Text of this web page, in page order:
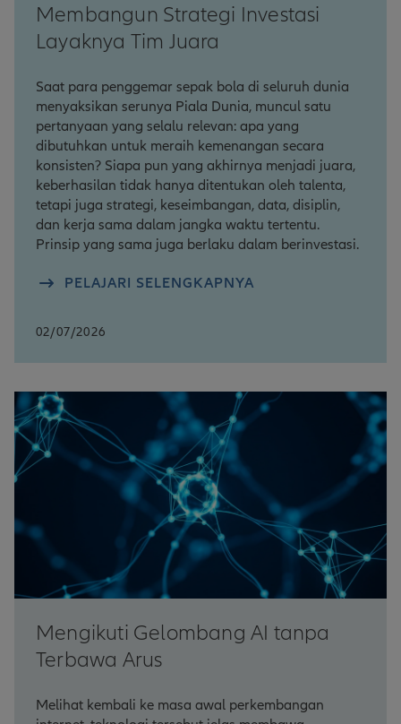
Membangun Strategi Investasi
Layaknya Tim Juara
Saat para penggemar sepak bola di seluruh dunia
menyaksikan serunya Piala Dunia, muncul satu
pertanyaan yang selalu relevan: apa yang
dibutuhkan untuk meraih kemenangan secara
konsisten? Siapa pun yang akhirnya menjadi juara,
keberhasilan tidak hanya ditentukan oleh talenta,
tetapi juga strategi, keseimbangan, data, disiplin,
dan kerja sama dalam jangka waktu tertentu.
Prinsip yang sama juga berlaku dalam berinvestasi.
PELAJARI SELENGKAPNYA
02/07/2026
Mengikuti Gelombang AI tanpa
Terbawa Arus
Melihat kembali ke masa awal perkembangan